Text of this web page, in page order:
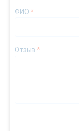
ФИО *
Отзыв *